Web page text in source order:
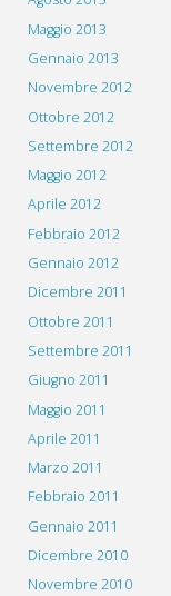
Maggio 2013
Gennaio 2013
Novembre 2012
Ottobre 2012
Settembre 2012
Maggio 2012
Aprile 2012
Febbraio 2012
Gennaio 2012
Dicembre 2011
Ottobre 2011
Settembre 2011
Giugno 2011
Maggio 2011
Aprile 2011
Marzo 2011
Febbraio 2011
Gennaio 2011
Dicembre 2010
Novembre 2010